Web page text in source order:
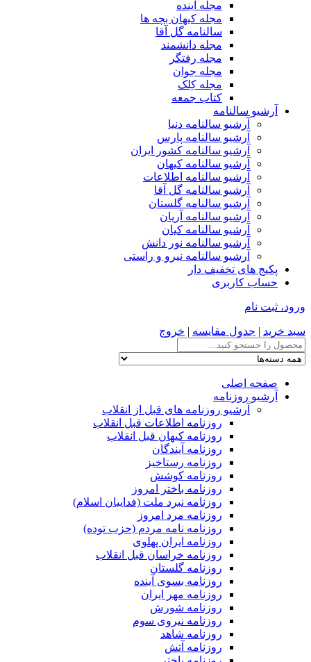
مجله آینده
مجله کیهان بچه ها
سالنامه گل آقا
مجله دانشمند
مجله رفتگر
مجله جوان
مجله کِلک
کتاب جمعه
آرشیو سالنامه
آرشیو سالنامه دنیا
آرشیو سالنامه پارس
آرشیو سالنامه کشور ایران
آرشیو سالنامه کیهان
آرشیو سالنامه اطلاعات
آرشیو سالنامه گل آقا
آرشیو سالنامه گلستان
آرشیو سالنامه آریان
آرشیو سالنامه کیان
آرشیو سالنامه نور دانش
آرشیو سالنامه نیرو و راستی
پکیج های تخفیف دار
حساب کاربری
ورود، ثبت نام
سبد خرید | جدول مقایسه | خروج
صفحه اصلی
آرشیو روزنامه
آرشیو روزنامه های قبل از انقلاب
روزنامه اطلاعات قبل انقلاب
روزنامه کیهان قبل انقلاب
روزنامه آیندگان
روزنامه رستاخیز
روزنامه کوشش
روزنامه باختر امروز
روزنامه نبرد ملت (فداییان اسلام)
روزنامه مرد امروز
روزنامه نامه مردم (حزب توده)
روزنامه ایران پهلوی
روزنامه خراسان قبل انقلاب
روزنامه گلستان
روزنامه بسوی آینده
روزنامه مهر ایران
روزنامه شورش
روزنامه نیروی سوم
روزنامه شاهد
روزنامه آتش